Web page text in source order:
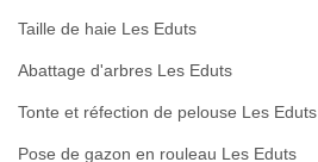
Taille de haie Les Eduts
Abattage d'arbres Les Eduts
Tonte et réfection de pelouse Les Eduts
Pose de gazon en rouleau Les Eduts